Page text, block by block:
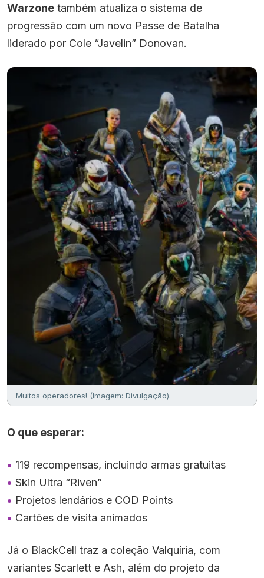
Warzone também atualiza o sistema de
progressão com um novo Passe de Batalha
liderado por Cole “Javelin” Donovan.
Muitos operadores! (Imagem: Divulgação).
O que esperar:
119 recompensas, incluindo armas gratuitas
Skin Ultra “Riven”
Projetos lendários e COD Points
Cartões de visita animados
Já o BlackCell traz a coleção Valquíria, com
variantes Scarlett e Ash, além do projeto da